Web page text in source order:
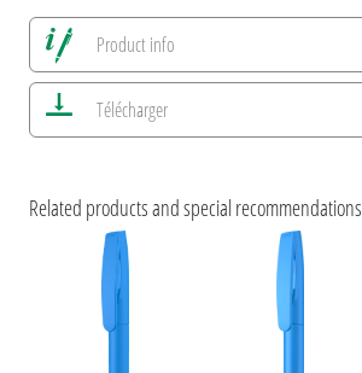
Product info
Alle Ansichten speichern
Enregistrer image actuelle
Informations d'impression
Télécharger
Related products and special recommendations